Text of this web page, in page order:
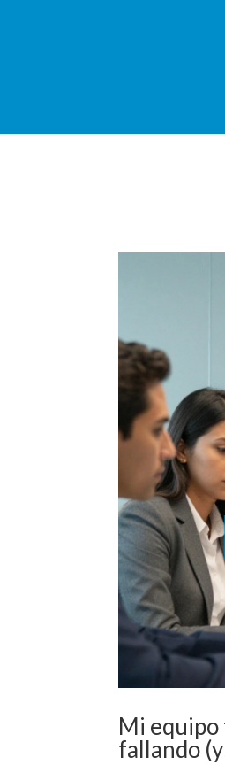
Mi equipo
fallando